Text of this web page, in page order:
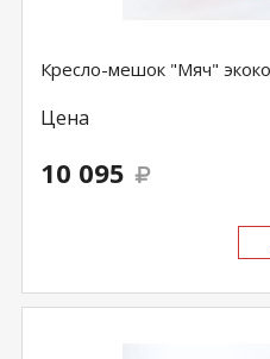
Кресло-мешок "Мяч"
Цена
10 095